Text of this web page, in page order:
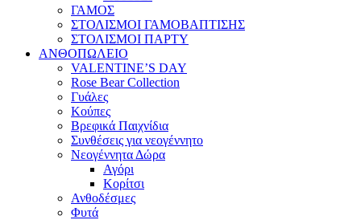
ΓΑΜΟΣ
ΣΤΟΛΙΣΜΟΙ ΓΑΜΟΒΑΠΤΙΣΗΣ
ΣΤΟΛΙΣΜΟΙ ΠΑΡΤΥ
ΑΝΘΟΠΩΛΕΙΟ
VALENTINE’S DAY
Rose Bear Collection
Γυάλες
Κούπες
Βρεφικά Παιχνίδια
Συνθέσεις για νεογέννητο
Νεογέννητα Δώρα
Αγόρι
Κορίτσι
Ανθοδέσμες
Φυτά